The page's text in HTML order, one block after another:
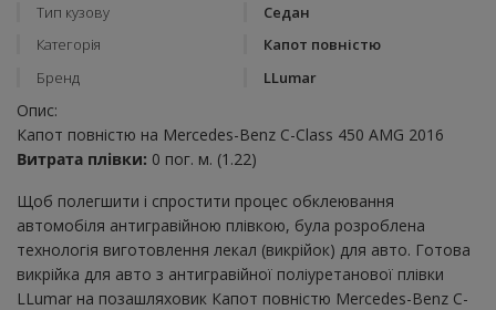
Тип кузову
Седан
Категорія
Капот повністю
Бренд
LLumar
Опис:
Капот повністю на Mercedes-Benz C-Class 450 AMG 2016
Витрата плівки: 0 пог. м. (1.22)
Щоб полегшити і спростити процес обклеювання
автомобіля антигравійною плівкою, була розроблена
технологія виготовлення лекал (викрійок) для авто. Готова
викрійка для авто з антигравійної поліуретанової плівки
LLumar на позашляховик Капот повністю Mercedes-Benz C-